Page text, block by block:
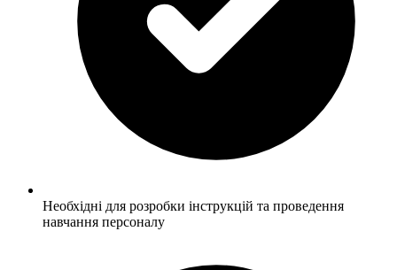
Необхідні для розробки інструкцій та проведення
навчання персоналу